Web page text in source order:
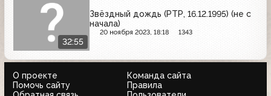
32:55
Звёздный дождь (РТР, 16.12.1995) (не с
начала)
20 ноября 2023, 18:18 1343
О проекте
Команда сайта
Помочь сайту
Правила